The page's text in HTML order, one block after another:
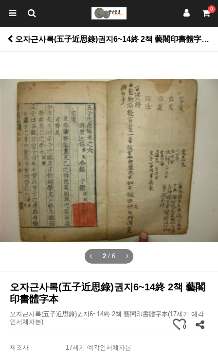
0
오자근사록(五子近思錄)권지6~14終 2책 藝閣印書體字本 > 고서적
2 / 6
오자근사록(五子近思錄)권지6~14終 2책 藝閣
印書體字本
오자근사록(五子近思錄)권지6~14終 2책 藝閣印書體字本(17세기 예각
인서체자본)
0
제조사
17세기 예각인서체자본